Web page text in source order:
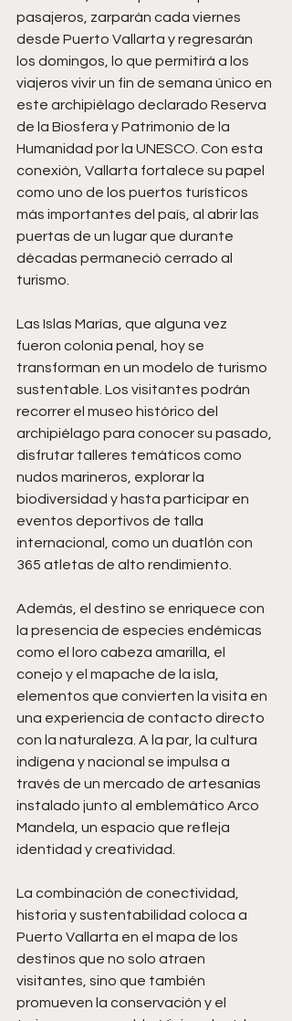
pasajeros, zarparán cada viernes
desde Puerto Vallarta y regresarán
los domingos, lo que permitirá a los
viajeros vivir un fin de semana único en
este archipiélago declarado Reserva
de la Biosfera y Patrimonio de la
Humanidad por la UNESCO. Con esta
conexión, Vallarta fortalece su papel
como uno de los puertos turísticos
más importantes del país, al abrir las
puertas de un lugar que durante
décadas permaneció cerrado al
turismo.
Las Islas Marías, que alguna vez
fueron colonia penal, hoy se
transforman en un modelo de turismo
sustentable. Los visitantes podrán
recorrer el museo histórico del
archipiélago para conocer su pasado,
disfrutar talleres temáticos como
nudos marineros, explorar la
biodiversidad y hasta participar en
eventos deportivos de talla
internacional, como un duatlón con
365 atletas de alto rendimiento.
Además, el destino se enriquece con
la presencia de especies endémicas
como el loro cabeza amarilla, el
conejo y el mapache de la isla,
elementos que convierten la visita en
una experiencia de contacto directo
con la naturaleza. A la par, la cultura
indígena y nacional se impulsa a
través de un mercado de artesanías
instalado junto al emblemático Arco
Mandela, un espacio que refleja
identidad y creatividad.
La combinación de conectividad,
historia y sustentabilidad coloca a
Puerto Vallarta en el mapa de los
destinos que no solo atraen
visitantes, sino que también
promueven la conservación y el